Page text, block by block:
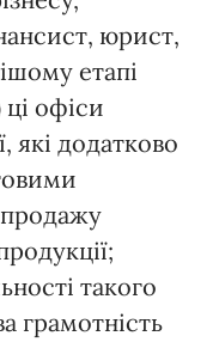
юрист,
етапі
офіси
які додатково
такого
грамотність